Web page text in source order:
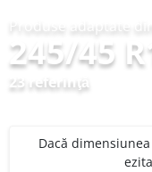
245/45
23 referinţă
Dacă